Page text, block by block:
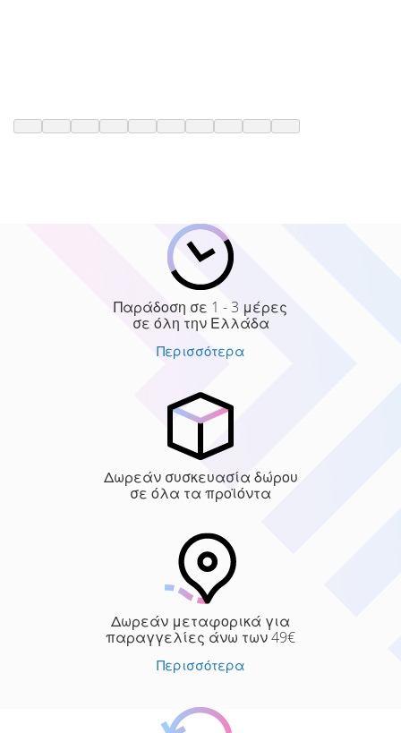
Παράδοση σε 1 - 3 μέρες
σε όλη την Ελλάδα
Περισσότερα
Δωρεάν συσκευασία δώρου
σε όλα τα προϊόντα
Δωρεάν μεταφορικά για
παραγγελίες άνω των 49€
Περισσότερα